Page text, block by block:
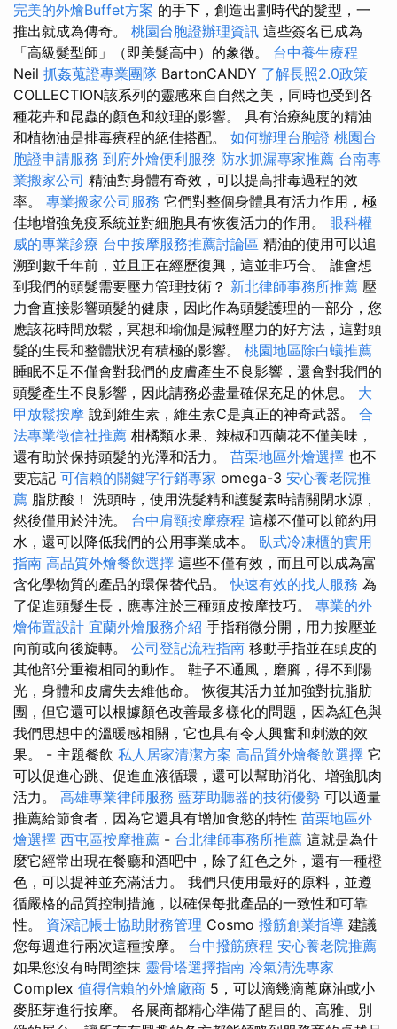
完美的外燴Buffet方案 的手下，創造出劃時代的髮型，一
推出就成為傳奇。 桃園台胞證辦理資訊 這些簽名已成為
「高級髮型師」（即美髮高中）的象徵。 台中養生療程
Neil 抓姦蒐證專業團隊 BartonCANDY 了解長照2.0政策
COLLECTION該系列的靈感來自自然之美，同時也受到各
種花卉和昆蟲的顏色和紋理的影響。 具有治療純度的精油
和植物油是排毒療程的絕佳搭配。 如何辦理台胞證 桃園台
胞證申請服務 到府外燴便利服務 防水抓漏專家推薦 台南專
業搬家公司 精油對身體有奇效，可以提高排毒過程的效
率。 專業搬家公司服務 它們對整個身體具有活力作用，極
佳地增強免疫系統並對細胞具有恢復活力的作用。 眼科權
威的專業診療 台中按摩服務推薦討論區 精油的使用可以追
溯到數千年前，並且正在經歷復興，這並非巧合。 誰會想
到我們的頭髮需要壓力管理技術？ 新北律師事務所推薦 壓
力會直接影響頭髮的健康，因此作為頭髮護理的一部分，您
應該花時間放鬆，冥想和瑜伽是減輕壓力的好方法，這對頭
髮的生長和整體狀況有積極的影響。 桃園地區除白蟻推薦
睡眠不足不僅會對我們的皮膚產生不良影響，還會對我們的
頭髮產生不良影響，因此請務必盡量確保充足的休息。 大
甲放鬆按摩 說到維生素，維生素C是真正的神奇武器。 合
法專業徵信社推薦 柑橘類水果、辣椒和西蘭花不僅美味，
還有助於保持頭髮的光澤和活力。 苗栗地區外燴選擇 也不
要忘記 可信賴的關鍵字行銷專家 omega-3 安心養老院推
薦 脂肪酸！ 洗頭時，使用洗髮精和護髮素時請關閉水源，
然後僅用於沖洗。 台中肩頸按摩療程 這樣不僅可以節約用
水，還可以降低我們的公用事業成本。 臥式冷凍櫃的實用
指南 高品質外燴餐飲選擇 這些不僅有效，而且可以成為富
含化學物質的產品的環保替代品。快速有效的找人服務 為
了促進頭髮生長，應專注於三種頭皮按摩技巧。 專業的外
燴佈置設計 宜蘭外燴服務介紹 手指稍微分開，用力按壓並
向前或向後旋轉。 公司登記流程指南 移動手指並在頭皮的
其他部分重複相同的動作。 鞋子不通風，磨腳，得不到陽
光，身體和皮膚失去維他命。 恢復其活力並加強對抗脂肪
團，但它還可以根據顏色改善最多樣化的問題，因為紅色與
我們思想中的溫暖感相關，它也具有令人興奮和刺激的效
果。 - 主題餐飲 私人居家清潔方案 高品質外燴餐飲選擇 它
可以促進心跳、促進血液循環，還可以幫助消化、增強肌肉
活力。 高雄專業律師服務 藍芽助聽器的技術優勢 可以適量
推薦給節食者，因為它還具有增加食慾的特性 苗栗地區外
燴選擇 西屯區按摩推薦 - 台北律師事務所推薦 這就是為什
麼它經常出現在餐廳和酒吧中，除了紅色之外，還有一種橙
色，可以提神並充滿活力。 我們只使用最好的原料，並遵
循嚴格的品質控制措施，以確保每批產品的一致性和可靠
性。 資深記帳士協助財務管理 Cosmo 撥筋創業指導 建議
您每週進行兩次這種按摩。 台中撥筋療程 安心養老院推薦
如果您沒有時間塗抹 靈骨塔選擇指南 冷氣清洗專家
Complex 值得信賴的外燴廠商 5，可以滴幾滴蓖麻油或小
麥胚芽進行按摩。 各展商都精心準備了醒目的、高雅、別